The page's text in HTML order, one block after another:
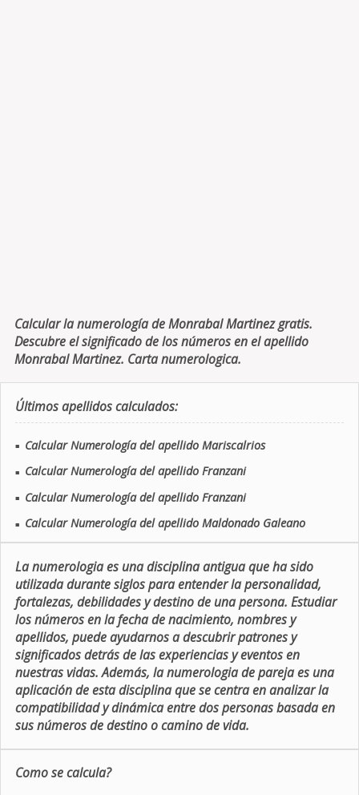
Calcular la numerología de Monrabal Martinez gratis.
Descubre el significado de los números en el apellido
Monrabal Martinez. Carta numerologica.
Últimos apellidos calculados:
■ Calcular Numerología del apellido Mariscalrios
■ Calcular Numerología del apellido Franzani
■ Calcular Numerología del apellido Franzani
■ Calcular Numerología del apellido Maldonado Galeano
La numerologia es una disciplina antigua que ha sido
utilizada durante siglos para entender la personalidad,
fortalezas, debilidades y destino de una persona. Estudiar
los números en la fecha de nacimiento, nombres y
apellidos, puede ayudarnos a descubrir patrones y
significados detrás de las experiencias y eventos en
nuestras vidas. Además, la numerologia de pareja es una
aplicación de esta disciplina que se centra en analizar la
compatibilidad y dinámica entre dos personas basada en
sus números de destino o camino de vida.
Como se calcula?